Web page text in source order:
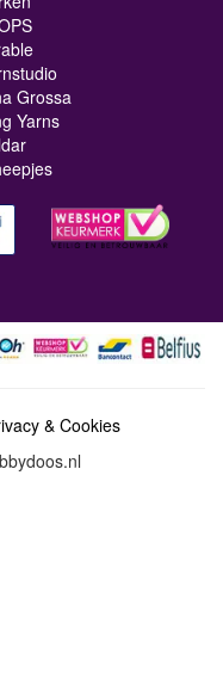
Grossa
Yarns
& Cookies